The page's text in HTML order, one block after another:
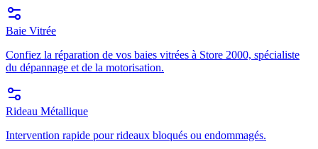
Baie Vitrée
Confiez la réparation de vos baies vitrées à Store 2000, spécialiste
du dépannage et de la motorisation.
Rideau Métallique
Intervention rapide pour rideaux bloqués ou endommagés.